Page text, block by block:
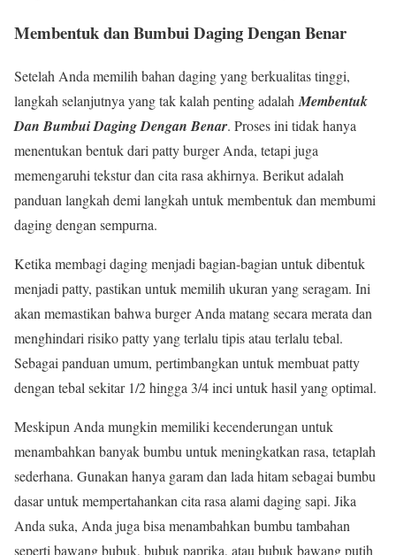
Membentuk dan Bumbui Daging Dengan Benar
Setelah Anda memilih bahan daging yang berkualitas tinggi,
langkah selanjutnya yang tak kalah penting adalah Membentuk
Dan Bumbui Daging Dengan Benar. Proses ini tidak hanya
menentukan bentuk dari patty burger Anda, tetapi juga
memengaruhi tekstur dan cita rasa akhirnya. Berikut adalah
panduan langkah demi langkah untuk membentuk dan membumi
daging dengan sempurna.
Ketika membagi daging menjadi bagian-bagian untuk dibentuk
menjadi patty, pastikan untuk memilih ukuran yang seragam. Ini
akan memastikan bahwa burger Anda matang secara merata dan
menghindari risiko patty yang terlalu tipis atau terlalu tebal.
Sebagai panduan umum, pertimbangkan untuk membuat patty
dengan tebal sekitar 1/2 hingga 3/4 inci untuk hasil yang optimal.
Meskipun Anda mungkin memiliki kecenderungan untuk
menambahkan banyak bumbu untuk meningkatkan rasa, tetaplah
sederhana. Gunakan hanya garam dan lada hitam sebagai bumbu
dasar untuk mempertahankan cita rasa alami daging sapi. Jika
Anda suka, Anda juga bisa menambahkan bumbu tambahan
seperti bawang bubuk, bubuk paprika, atau bubuk bawang putih